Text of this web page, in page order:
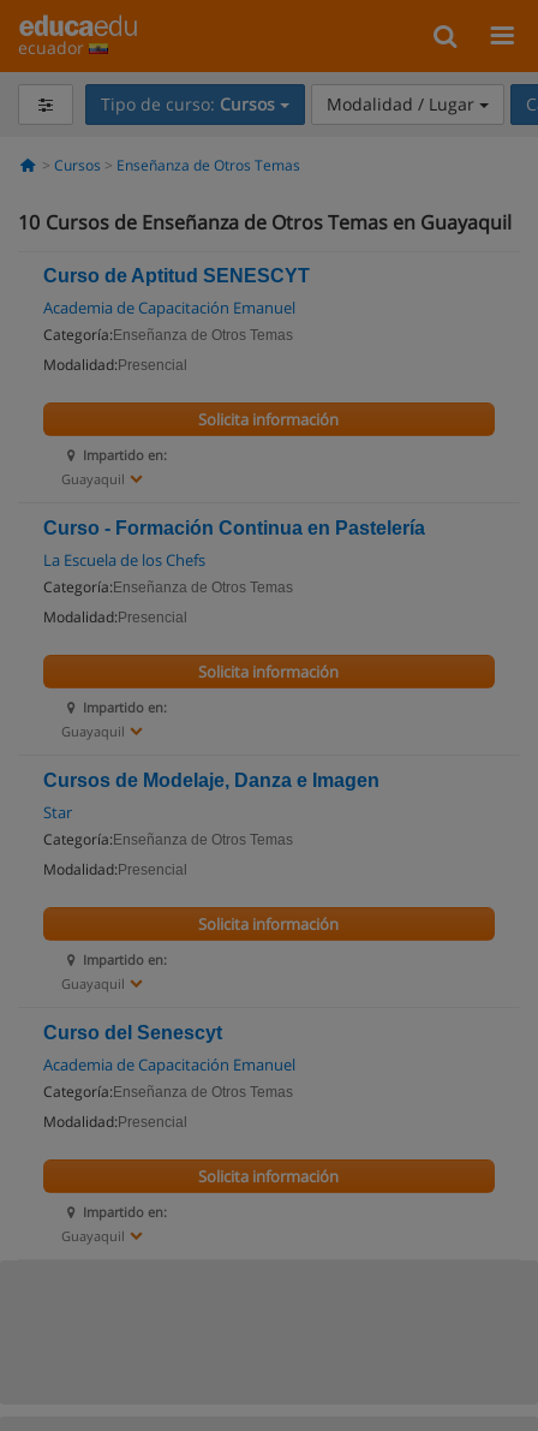
ecuador
Tipo de curso: Cursos Modalidad / Lugar
Cursos Enseñanza de Otros Temas
10 Cursos de Enseñanza de Otros Temas en Guayaquil
Curso de Aptitud SENESCYT
Academia de Capacitación Emanuel
Categoría: Enseñanza de Otros Temas
Modalidad: Presencial
Impartido en:
Guayaquil
Solicita información
Curso - Formación Continua en Pastelería
La Escuela de los Chefs
Categoría: Enseñanza de Otros Temas
Modalidad: Presencial
Impartido en:
Guayaquil
Solicita información
Cursos de Modelaje, Danza e Imagen
Star
Categoría: Enseñanza de Otros Temas
Modalidad: Presencial
Impartido en:
Guayaquil
Solicita información
Curso del Senescyt
Academia de Capacitación Emanuel
Categoría: Enseñanza de Otros Temas
Modalidad: Presencial
Impartido en:
Guayaquil
Solicita información